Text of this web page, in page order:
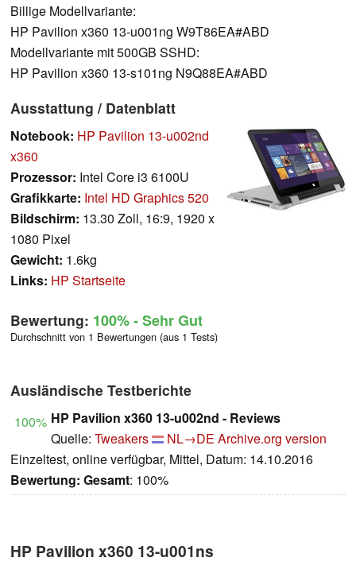
Billige Modellvariante:
HP Pavilion x360 13-u001ng W9T86EA#ABD
Modellvariante mit 500GB SSHD:
HP Pavilion x360 13-s101ng N9Q88EA#ABD
Ausstattung / Datenblatt
Notebook: HP Pavilion 13-u002nd
x360
Prozessor: Intel Core i3 6100U
Grafikkarte: Intel HD Graphics 520
Bildschirm: 13.30 Zoll, 16:9, 1920 x
1080 Pixel
Gewicht: 1.6kg
Links: HP Startseite
Bewertung: 100%- Sehr Gut
Durchschnitt von 1 Bewertungen (aus 1 Tests)
Ausländische Testberichte
100% HP Pavilion x360 13-u002nd - Reviews
Quelle: Tweakers NL→DE Archive.org version
Einzeltest, online verfügbar, Mittel, Datum: 14.10.2016
Bewertung: Gesamt: 100%
HP Pavilion x360 13-u001ns